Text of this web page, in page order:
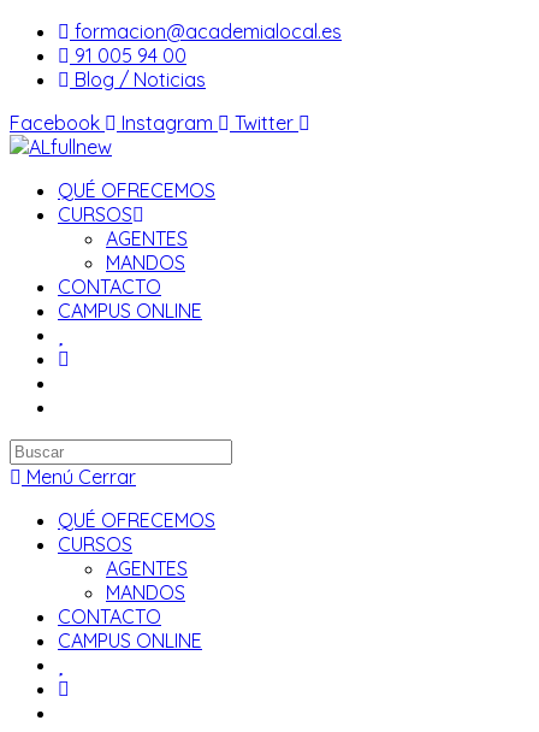
Saltar
contenido
formacion@academialocal.es
91 005 94 00
Blog / Noticias
Facebook
Instagram Twitter
QUÉ OFRECEMOS
CURSOS
AGENTES
MANDOS
CONTACTO
CAMPUS ONLINE
Buscar
en
web
Menú Cerrar
QUÉ OFRECEMOS
CURSOS
AGENTES
MANDOS
CONTACTO
CAMPUS ONLINE